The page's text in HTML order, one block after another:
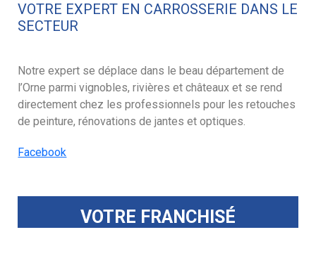
VOTRE EXPERT EN CARROSSERIE DANS LE
SECTEUR
Notre expert se déplace dans le beau département de
l’Orne parmi vignobles, rivières et châteaux et se rend
directement chez les professionnels pour les retouches
de peinture, rénovations de jantes et optiques.
Facebook
VOTRE FRANCHISÉ